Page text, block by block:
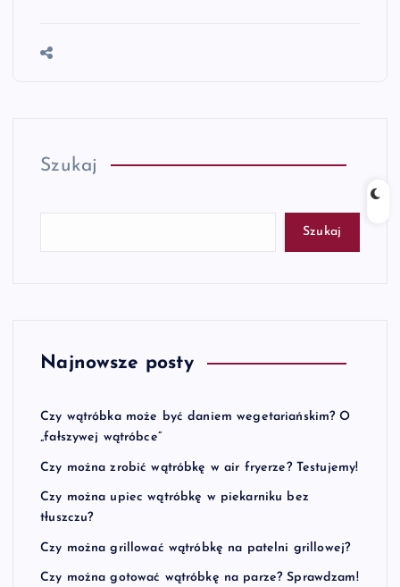
Szukaj
Szukaj
Najnowsze posty
Czy wątróbka może być daniem wegetariańskim? O
„fałszywej wątróbce”
Czy można zrobić wątróbkę w air fryerze? Testujemy!
Czy można upiec wątróbkę w piekarniku bez
tłuszczu?
Czy można grillować wątróbkę na patelni grillowej?
Czy można gotować wątróbkę na parze? Sprawdzam!